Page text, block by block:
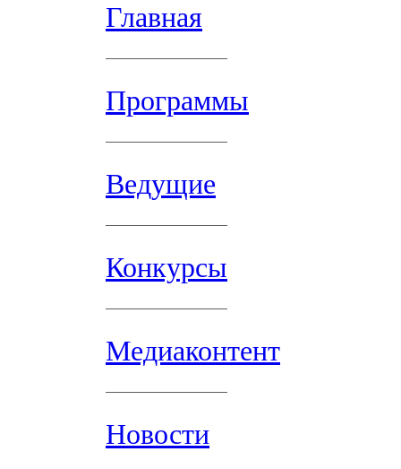
Главная
Программы
Ведущие
Конкурсы
Медиаконтент
Новости